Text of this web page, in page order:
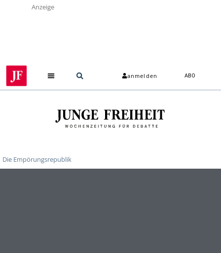
Anzeige
anmelden ABO
Die Empörungsrepublik